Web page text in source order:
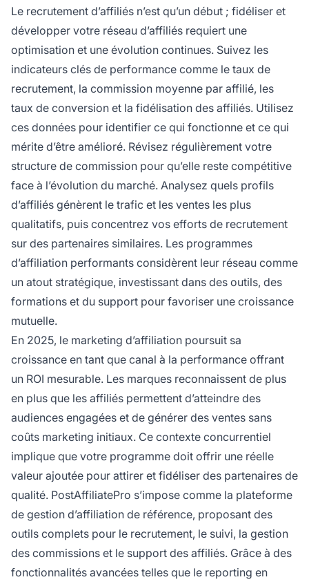
Le recrutement d’affiliés n’est qu’un début ; fidéliser et
développer votre réseau d’affiliés requiert une
optimisation et une évolution continues. Suivez les
indicateurs clés de performance comme le taux de
recrutement, la commission moyenne par affilié, les
taux de conversion et la fidélisation des affiliés. Utilisez
ces données pour identifier ce qui fonctionne et ce qui
mérite d’être amélioré. Révisez régulièrement votre
structure de commission pour qu’elle reste compétitive
face à l’évolution du marché. Analysez quels profils
d’affiliés génèrent le trafic et les ventes les plus
qualitatifs, puis concentrez vos efforts de recrutement
sur des partenaires similaires. Les programmes
d’affiliation performants considèrent leur réseau comme
un atout stratégique, investissant dans des outils, des
formations et du support pour favoriser une croissance
mutuelle.
En 2025, le marketing d’affiliation poursuit sa
croissance en tant que canal à la performance offrant
un ROI mesurable. Les marques reconnaissent de plus
en plus que les affiliés permettent d’atteindre des
audiences engagées et de générer des ventes sans
coûts marketing initiaux. Ce contexte concurrentiel
implique que votre programme doit offrir une réelle
valeur ajoutée pour attirer et fidéliser des partenaires de
qualité. PostAffiliatePro s’impose comme la plateforme
de gestion d’affiliation de référence, proposant des
outils complets pour le recrutement, le suivi, la gestion
des commissions et le support des affiliés. Grâce à des
fonctionnalités avancées telles que le reporting en